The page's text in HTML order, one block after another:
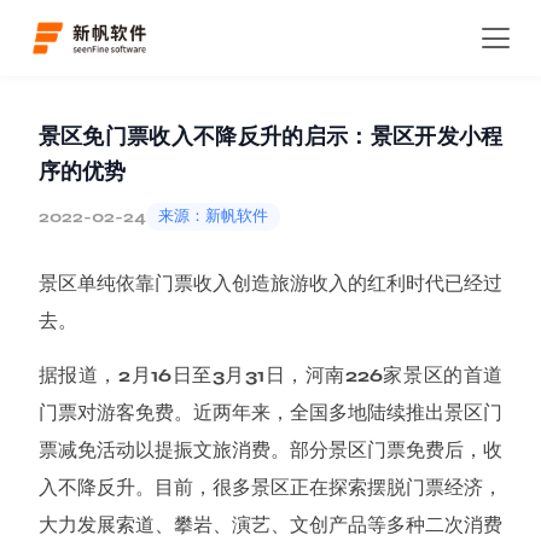
首页 新闻资讯
景区免门票收入不降反升的启示：景区开发小程
序的优势
2022-02-24 来源：新帆软件
景区单纯依靠门票收入创造旅游收入的红利时代已经过
去。
据报道，2月16日至3月31日，河南226家景区的首道
门票对游客免费。近两年来，全国多地陆续推出景区门
票减免活动以提振文旅消费。部分景区门票免费后，收
入不降反升。目前，很多景区正在探索摆脱门票经济，
大力发展索道、攀岩、演艺、文创产品等多种二次消费